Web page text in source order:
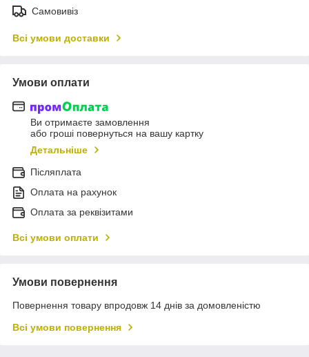
Самовивіз
Всі умови доставки
Умови оплати
Ви отримаєте замовлення
або гроші повернуться на вашу картку
Детальніше
Післяплата
Оплата на рахунок
Оплата за реквізитами
Всі умови оплати
Умови повернення
Повернення товару впродовж 14 днів за домовленістю
Всі умови повернення